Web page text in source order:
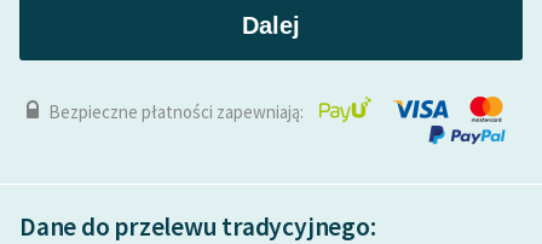
Dalej
Bezpieczne płatności zapewniają:
Dane do przelewu tradycyjnego: